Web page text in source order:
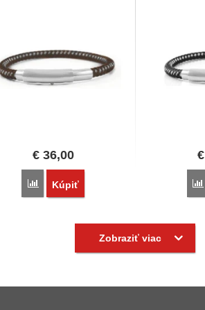
€36,00
Porovnať
Kúpiť
€
Zobraziť viac